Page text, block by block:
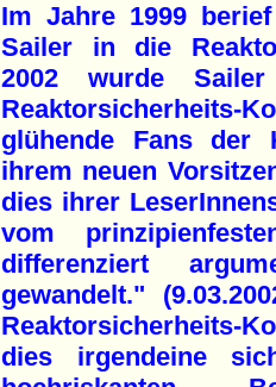
Im Jahre 1999
Sailer in die
2002 wurde
glühende Fans der
ihrem neuen
dies ihrer
vom
differenziert
gewandelt."
Reaktorsicherheits-
dies irgendeine